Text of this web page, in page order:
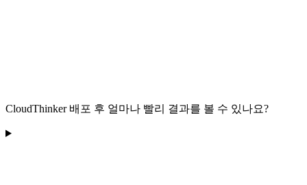
CloudThinker 배포 후 얼마나 빨리 결과를 볼 수 있나요?